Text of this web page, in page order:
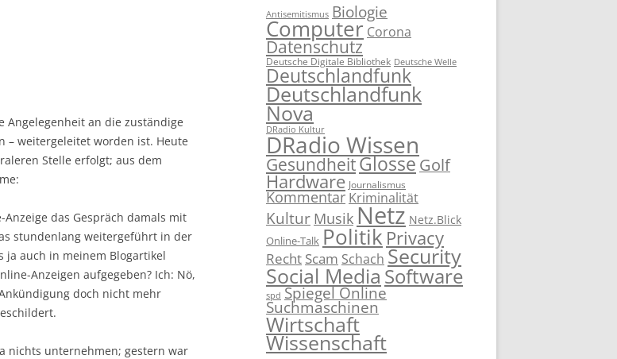
Angelegenheit an die zuständige
– weitergeleitet worden ist. Heute
Stelle erfolgt; aus dem
das Gespräch damals mit
stundenlang weitergeführt in der
ja auch in meinem Blogartikel
Anzeigen aufgegeben? Ich: Nö,
doch nicht mehr
nichts unternehmen; gestern war
Antisemitismus Biologie
Computer Corona
Datenschutz
Deutsche Digitale Bibliothek Deutsche Welle
Deutschlandfunk
Deutschlandfunk
Nova
DRadio Kultur
DRadio Wissen
GesundheitGlosseGolf
Hardware Journalismus
Kommentar Kriminalität
Kultur Musik Netz Netz.Blick
Online-Talk Politik Privacy
Recht Scam Schach Security
Social Media Software
spd Spiegel Online
Suchmaschinen
Wirtschaft
Wissenschaft